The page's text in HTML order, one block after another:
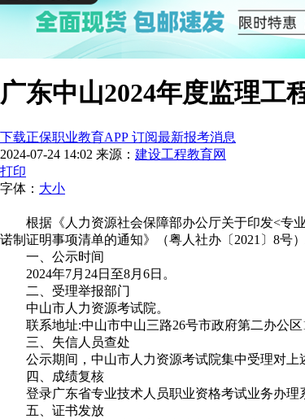
广东中山2024年度监理工
下载正保职业教育APP 订阅最新报考消息
2024-07-24 14:02 来源： 建设工程教育网
打印
字体： 大小
根据《人力资源社会保障部办公厅关于印发<专
诺制证明事项清单的通知》（粤人社办〔2021〕8号
一、公示时间
2024年7月24日至8月6日。
二、受理举报部门
中山市人力资源考试院。
联系地址:中山市中山三路26号市政府第二办公区
三、失信人员查处
公示期间，中山市人力资源考试院集中受理对上
四、成绩复核
登录广东省专业技术人员职业资格考试业务办理系
五、证书发放